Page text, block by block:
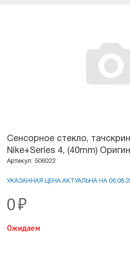
Сенсорное стекло,
Nike+Series 4, (40mm)
Артикул: 506022
УКАЗАННАЯ ЦЕНА АКТУАЛЬНА НА
0 ₽
Ожидаем